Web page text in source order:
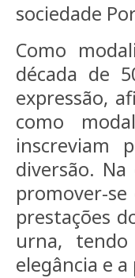
sociedade
Como
década de
expressão,
como
inscreviam
diversão. Na
promover-se
prestações
urna,
elegância e